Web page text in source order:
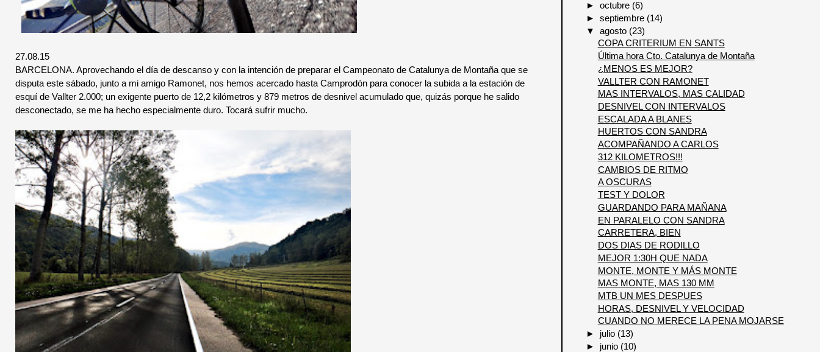
27.08.15
BARCELONA. Aprovechando el día de descanso y con la intención de preparar el Campeonato de Catalunya de Montaña que se
disputa este sábado, junto a mi amigo Ramonet, nos hemos acercado hasta Camprodón para conocer la subida a la estación de
esquí de Vallter 2.000; un exigente puerto de 12,2 kilómetros y 879 metros de desnivel acumulado que, quizás porque he salido
desconectado, se me ha hecho especialmente duro. Tocará sufrir mucho.
►octubre (6)
►septiembre (14)
▼agosto (23)
COPA CRITERIUM EN SANTS
Última hora Cto. Catalunya de Montaña
¿MENOS ES MEJOR?
VALLTER CON RAMONET
MAS INTERVALOS, MAS CALIDAD
DESNIVEL CON INTERVALOS
ESCALADA A BLANES
HUERTOS CON SANDRA
ACOMPAÑANDO A CARLOS
312 KILOMETROS!!!
CAMBIOS DE RITMO
A OSCURAS
TEST Y DOLOR
GUARDANDO PARA MAÑANA
EN PARALELO CON SANDRA
CARRETERA, BIEN
DOS DIAS DE RODILLO
MEJOR 1:30H QUE NADA
MONTE, MONTE Y MÁS MONTE
MAS MONTE, MAS 130 MM
MTB UN MES DESPUES
HORAS, DESNIVEL Y VELOCIDAD
CUANDO NO MERECE LA PENA MOJARSE
► julio (13)
► junio (10)